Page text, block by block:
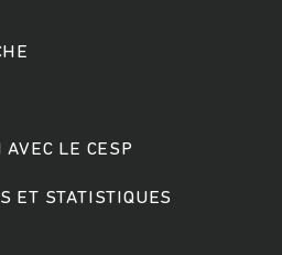
LE CESP
ET STATISTIQUES